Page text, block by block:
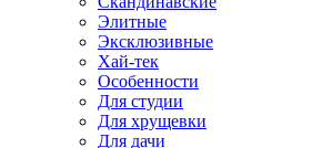
Элитные
Эксклюзивные
Хай-тек
Особенности
Для студии
Для хрущевки
Для дачи